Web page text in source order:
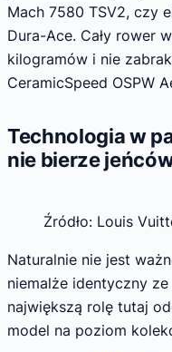
Mach 7580 TSV2, czy
Dura-Ace. Cały rower
kilogramów i nie
CeramicSpeed OSPW
Technologia w
nie bierze
Źródło: Louis
Naturalnie nie jest
niemalże identyczny
największą rolę tutaj
model na poziom